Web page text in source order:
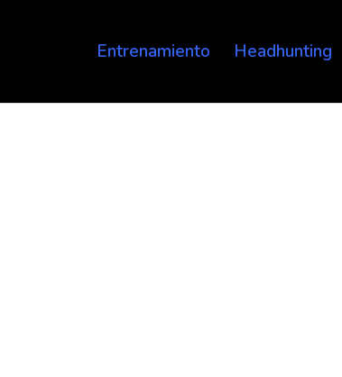
Entrenamiento Headhunting